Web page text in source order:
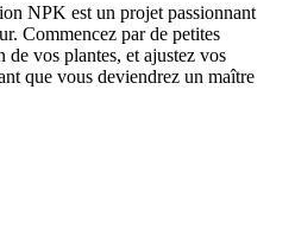
NPK est un projet passionnant
Commencez par de petites
de vos plantes, et ajustez vos
que vous deviendrez un maître